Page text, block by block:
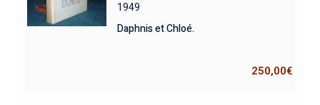
1949
Daphnis et Chloé.
250,00€